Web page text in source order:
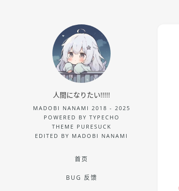
人間になりたい!!!!!
MADOBI NANAMI 2018 - 2025
POWERED BY TYPECHO
THEME PURESUCK
EDITED BY MADOBI NANAMI
首页
BUG 反馈